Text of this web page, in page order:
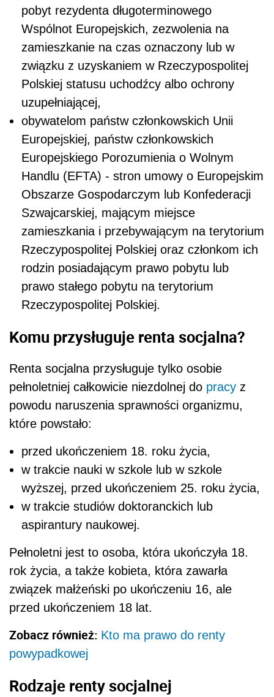
pobyt rezydenta długoterminowego
Wspólnot Europejskich, zezwolenia na
zamieszkanie na czas oznaczony lub w
związku z uzyskaniem w Rzeczypospolitej
Polskiej statusu uchodźcy albo ochrony
uzupełniającej,
obywatelom państw członkowskich Unii
Europejskiej, państw członkowskich
Europejskiego Porozumienia o Wolnym
Handlu (EFTA) - stron umowy o Europejskim
Obszarze Gospodarczym lub Konfederacji
Szwajcarskiej, mającym miejsce
zamieszkania i przebywającym na terytorium
Rzeczypospolitej Polskiej oraz członkom ich
rodzin posiadającym prawo pobytu lub
prawo stałego pobytu na terytorium
Rzeczypospolitej Polskiej.
Komu przysługuje renta socjalna?
Renta socjalna przysługuje tylko osobie
pełnoletniej całkowicie niezdolnej do pracy z
powodu naruszenia sprawności organizmu,
które powstało:
przed ukończeniem 18. roku życia,
w trakcie nauki w szkole lub w szkole
wyższej, przed ukończeniem 25. roku życia,
w trakcie studiów doktoranckich lub
aspirantury naukowej.
Pełnoletni jest to osoba, która ukończyła 18.
rok życia, a także kobieta, która zawarła
związek małżeński po ukończeniu 16, ale
przed ukończeniem 18 lat.
Zobacz również: Kto ma prawo do renty
powypadkowej
Rodzaje renty socjalnej